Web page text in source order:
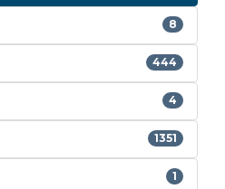
8
444
4
1351
1